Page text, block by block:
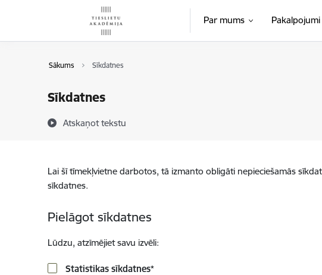
Par mums Pakalpojumi
Sākums Sīkdatnes
Sīkdatnes
Atskaņot tekstu
Lai šī tīmekļvietne darbotos, tā izmanto obligāti nepieciešamās
sīkdatnes.
Pielāgot sīkdatnes
Lūdzu, atzīmējiet savu izvēli:
Statistikas sīkdatnes*